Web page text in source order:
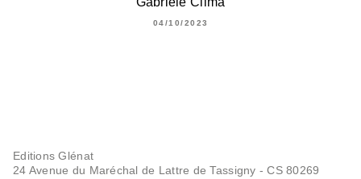
04/10/2023
Editions Glénat
24 Avenue du Maréchal de Lattre de Tassigny - CS 80269